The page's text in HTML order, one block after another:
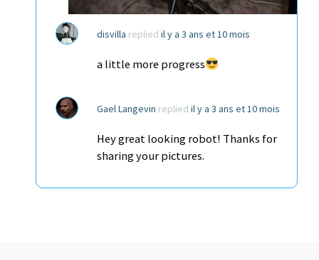
disvilla replied il y a 3 ans et 10 mois
a little more progress
Gael Langevin replied il y a 3 ans et 10 mois
Hey great looking robot! Thanks for
sharing your pictures.